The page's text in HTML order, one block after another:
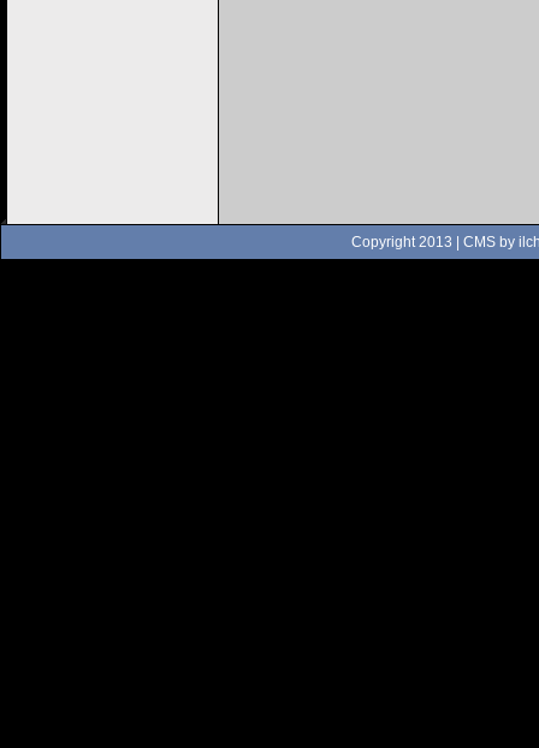
Copyright 2013 | CMS by